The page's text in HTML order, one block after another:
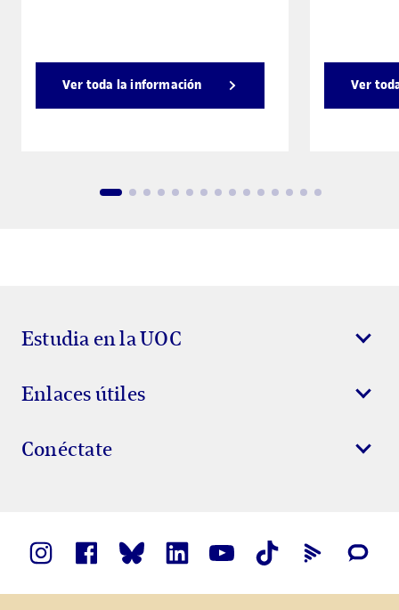
Ver toda la información Ver
Estudia en la UOC
Enlaces útiles
Conéctate